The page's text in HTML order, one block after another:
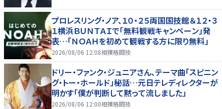
プロレスリング・ノア、１０・２５両国国技館＆１２・３
１横浜ＢＵＮＴＡＩで「無料観戦キャンペーン」発
表…「ＮＯＡＨを初めて観戦する方に限り無料」
2026/08/06 12:08相撲格闘技
ドリー・ファンク・ジュニアさん、テーマ曲「スピニン
グ・トー・ホールド」秘話…元日テレディレクターが
明かす「僕が判断して黙って流しました」
2026/08/06 12:00相撲格闘技